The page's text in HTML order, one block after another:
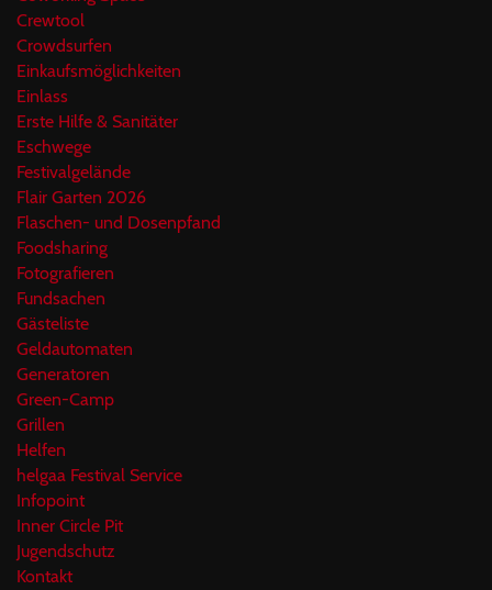
Crewtool
Crowdsurfen
Einkaufsmöglichkeiten
Einlass
Erste Hilfe & Sanitäter
Eschwege
Festivalgelände
Flair Garten 2026
Flaschen- und Dosenpfand
Foodsharing
Fotografieren
Fundsachen
Gästeliste
Geldautomaten
Generatoren
Green-Camp
Grillen
Helfen
helgaa Festival Service
Infopoint
Inner Circle Pit
Jugendschutz
Kontakt